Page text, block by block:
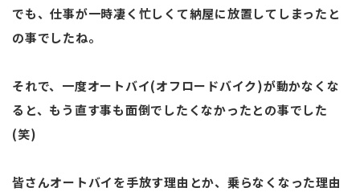
でも、仕事が一時凄く忙しくて納屋に放置してしまったと
の事でしたね。
それで、一度オートバイ(オフロードバイク)が動かなくな
ると、もう直す事も面倒でしたくなかったとの事でした
(笑)
皆さんオートバイを手放す理由とか、乗らなくなった理由